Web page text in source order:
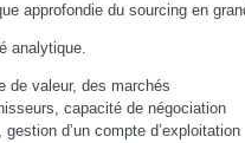
approfondie du sourcing en
analytique.
de valeur, des marchés
capacité de négociation
d’un compte d’exploitation